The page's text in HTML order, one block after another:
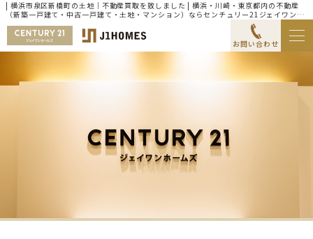
| 横浜市泉区新橋町の土地｜不動産買取を致しました | 横浜・川崎・東京都内の不動産
（新築一戸建て・中古一戸建て・土地・マンション）ならセンチュリー21ジェイワンホ
ームズ
お問い合わせ